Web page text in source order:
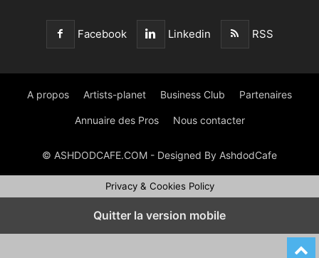
Facebook Linkedin RSS
A propos Artists-planet Business Club Partenaires
Annuaire des Pros Nous contacter
© ASHDODCAFE.COM - Designed By AshdodCafe
Privacy & Cookies Policy
Quitter la version mobile